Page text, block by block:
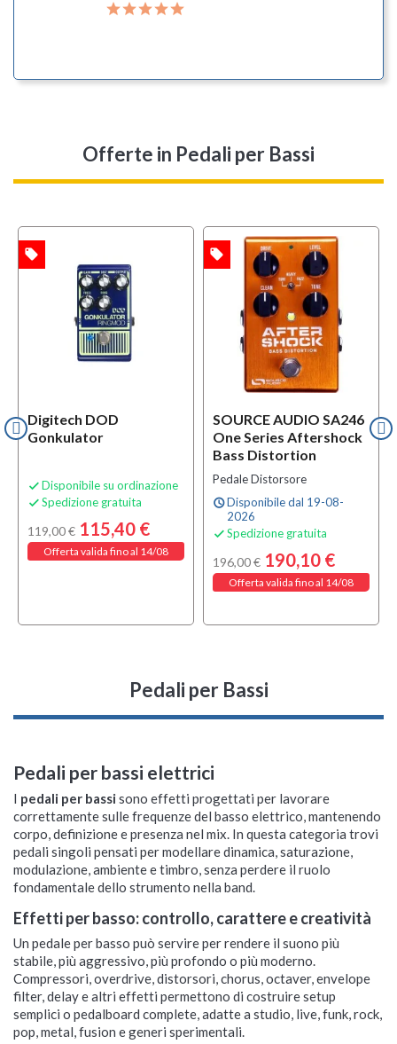
Offerte in Pedali per Bassi
Digitech DOD
Gonkulator
 Disponibile su ordinazione
 Spedizione gratuita
119,00 € 115,40 €
Offerta valida fino al 14/08
local_offer
SOURCE AUDIO SA246
One Series Aftershock
Bass Distortion
Pedale Distorsore
scheduleDisponibile dal 19-08-
2026
 Spedizione gratuita
196,00 € 190,10 €
Offerta valida fino al 14/08
local_offer
Pedali per Bassi
Pedali per bassi elettrici
I pedali per bassi sono effetti progettati per lavorare
correttamente sulle frequenze del basso elettrico, mantenendo
corpo, definizione e presenza nel mix. In questa categoria trovi
pedali singoli pensati per modellare dinamica, saturazione,
modulazione, ambiente e timbro, senza perdere il ruolo
fondamentale dello strumento nella band.
Effetti per basso: controllo, carattere e creatività
Un pedale per basso può servire per rendere il suono più
stabile, più aggressivo, più profondo o più moderno.
Compressori, overdrive, distorsori, chorus, octaver, envelope
filter, delay e altri effetti permettono di costruire setup
semplici o pedalboard complete, adatte a studio, live, funk, rock,
pop, metal, fusion e generi sperimentali.